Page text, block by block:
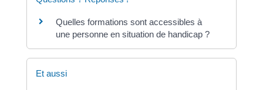
Quelles formations sont accessibles à
une personne en situation de handicap ?
Et aussi